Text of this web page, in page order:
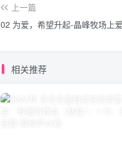
上一篇
02 为爱，希望升起-晶峰牧场上
相关推荐